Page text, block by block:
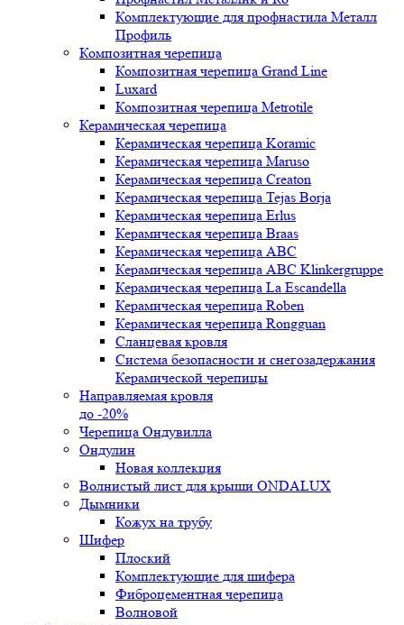
Комплектующие для профнастила Металл
Профиль
Композитная черепица
Композитная черепица Grand Line
Luxard
Композитная черепица Metrotile
Керамическая черепица
Керамическая черепица Koramic
Керамическая черепица Maruso
Керамическая черепица Creaton
Керамическая черепица Tejas Borja
Керамическая черепица Erlus
Керамическая черепица Braas
Керамическая черепица ABC
Керамическая черепица ABC Klinkergruppe
Керамическая черепица La Escandella
Керамическая черепица Roben
Керамическая черепица Rongguan
Сланцевая кровля
Система безопасности и снегозадержания
Керамической черепицы
Направляемая кровля
до -20%
Черепица Ондувилла
Ондулин
Новая коллекция
Волнистый лист для крыши ONDALUX
Дымники
Кожух на трубу
Шифер
Плоский
Комплектующие для шифера
Фиброцементная черепица
Волновой